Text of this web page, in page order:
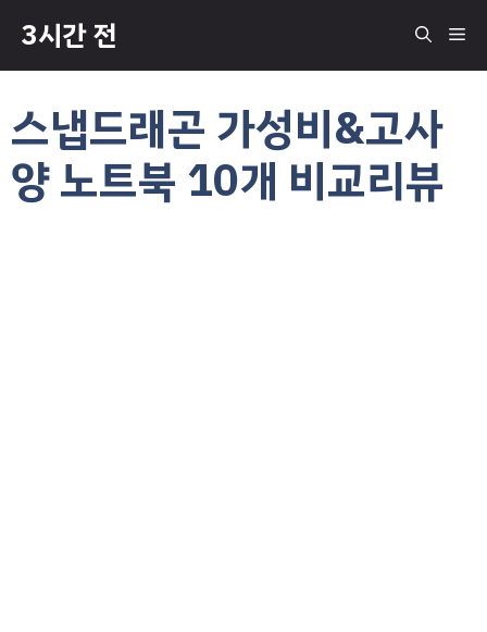
츠
건
너
뛰
3시간 전 메
스냅드래곤 가성비&고사
양 노트북 10개 비교리뷰